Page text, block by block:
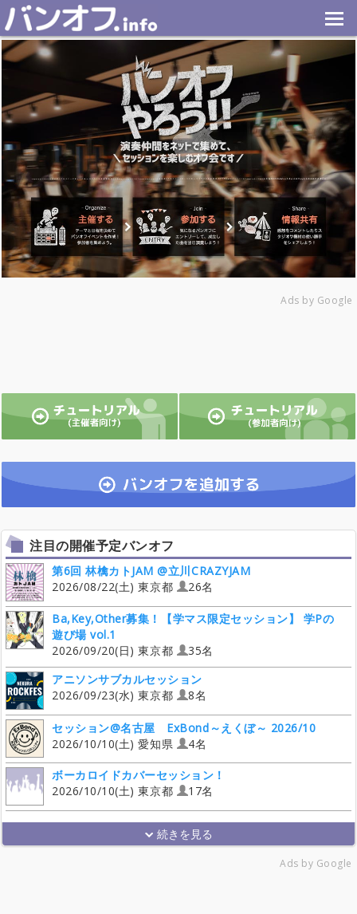
Ads by Google
注目の開催予定バンオフ
第6回 林檎カトJAM @立川CRAZYJAM
2026/08/22(土) 東京都
26名
Ba,Key,Other募集！【学マス限定セッション】 学Pの
遊び場 vol.1
2026/09/20(日) 東京都
35名
アニソンサブカルセッション
2026/09/23(水) 東京都
8名
セッション@名古屋 ExBond～えくぼ～ 2026/10
2026/10/10(土) 愛知県
4名
ボーカロイドカバーセッション！
2026/10/10(土) 東京都
17名
Ads by Google